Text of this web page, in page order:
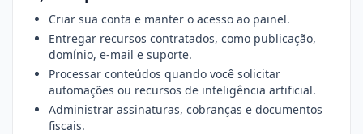
Criar sua conta e manter o acesso ao painel.
Entregar recursos contratados, como publicação,
domínio, e-mail e suporte.
Processar conteúdos quando você solicitar
automações ou recursos de inteligência artificial.
Administrar assinaturas, cobranças e documentos
fiscais.